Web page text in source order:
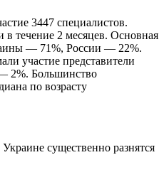
3447 специалистов.
в течение 2 месяцев. Основная
— 71%, России — 22%.
участие представители
2%. Большинство
по возрасту
существенно разнятся